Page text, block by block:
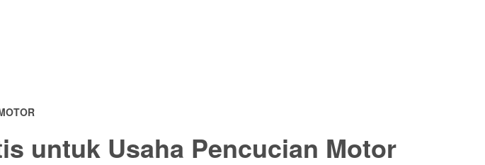
untuk Usaha Pencucian Motor
dicari.